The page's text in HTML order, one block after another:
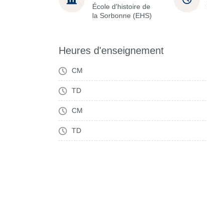
École d'histoire de
la Sorbonne (EHS)
Heures d'enseignement
CM
TD
CM
TD